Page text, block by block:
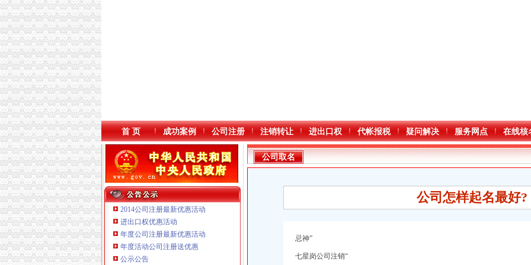
首 页 成功案例 公司注册 注销转让 进出口权 代帐报税 疑问解决 服务网点 在线核
2014公司注册最新优惠活动
进出口权优惠活动
年度公司注册最新优惠活动
年度活动公司注册送优惠
公示公告
公司取名
公司怎样起名最好?
忌神”
七星岗公司注销“